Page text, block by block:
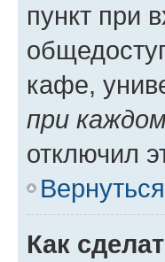
пункт при
кафе,
при
отключил
Как